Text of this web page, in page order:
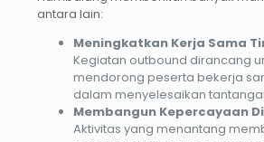
antara lain:
Meningkatkan Kerja Sama
Kegiatan outbound dirancang
mendorong peserta bekerja
dalam menyelesaikan
Membangun Kepercayaan
Aktivitas yang menantang